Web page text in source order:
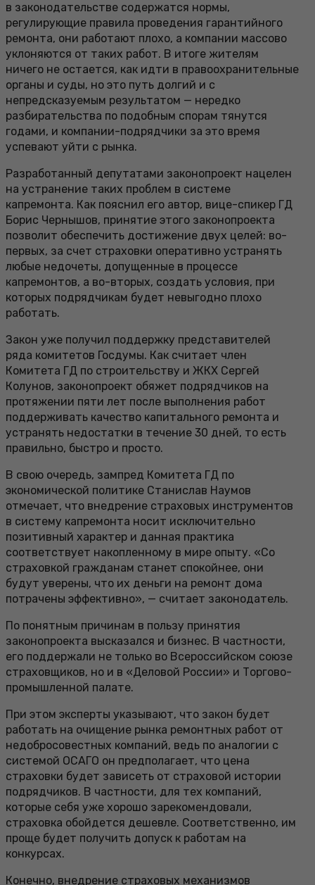
в законодательстве содержатся нормы,
регулирующие правила проведения гарантийного
ремонта, они работают плохо, а компании массово
уклоняются от таких работ. В итоге жителям
ничего не остается, как идти в правоохранительные
органы и суды, но это путь долгий и с
непредсказуемым результатом — нередко
разбирательства по подобным спорам тянутся
годами, и компании-подрядчики за это время
успевают уйти с рынка.
Разработанный депутатами законопроект нацелен
на устранение таких проблем в системе
капремонта. Как пояснил его автор, вице-спикер ГД
Борис Чернышов, принятие этого законопроекта
позволит обеспечить достижение двух целей: во-
первых, за счет страховки оперативно устранять
любые недочеты, допущенные в процессе
капремонтов, а во-вторых, создать условия, при
которых подрядчикам будет невыгодно плохо
работать.
Закон уже получил поддержку представителей
ряда комитетов Госдумы. Как считает член
Комитета ГД по строительству и ЖКХ Сергей
Колунов, законопроект обяжет подрядчиков на
протяжении пяти лет после выполнения работ
поддерживать качество капитального ремонта и
устранять недостатки в течение 30 дней, то есть
правильно, быстро и просто.
В свою очередь, зампред Комитета ГД по
экономической политике Станислав Наумов
отмечает, что внедрение страховых инструментов
в систему капремонта носит исключительно
позитивный характер и данная практика
соответствует накопленному в мире опыту. «Со
страховкой гражданам станет спокойнее, они
будут уверены, что их деньги на ремонт дома
потрачены эффективно», — считает законодатель.
По понятным причинам в пользу принятия
законопроекта высказался и бизнес. В частности,
его поддержали не только во Всероссийском союзе
страховщиков, но и в «Деловой России» и Торгово-
промышленной палате.
При этом эксперты указывают, что закон будет
работать на очищение рынка ремонтных работ от
недобросовестных компаний, ведь по аналогии с
системой ОСАГО он предполагает, что цена
страховки будет зависеть от страховой истории
подрядчиков. В частности, для тех компаний,
которые себя уже хорошо зарекомендовали,
страховка обойдется дешевле. Соответственно, им
проще будет получить допуск к работам на
конкурсах.
Конечно, внедрение страховых механизмов